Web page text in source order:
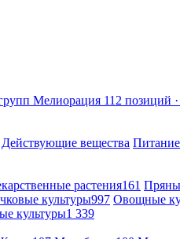
Мелиорация 112 позиций
Действующие вещества
растения161
культуры997 Овощные
культуры1 339